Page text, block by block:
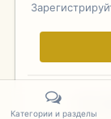
Уже
Категории и разделы